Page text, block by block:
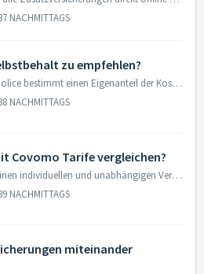
NACHMITTAGS
zu empfehlen?
Der Selbstbehalt einer Police bestimmt einen Eigenanteil der Kosten, welcher im Schadensfall von Ihnen selbst getragen werden muss. Im Gegenzug ist die anfä...
NACHMITTAGS
Covomo Tarife vergleichen?
Covomo bietet Ihnen einen individuellen und unabhängigen Vergleich der wichtigsten Hundeversicherungen. Ihre Daten und die Daten Ihres Hundes sind der Maßst...
NACHMITTAGS
miteinander